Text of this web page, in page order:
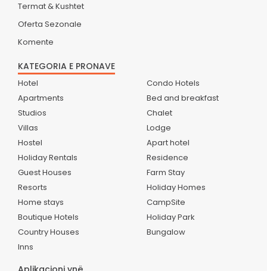
Termat & Kushtet
Oferta Sezonale
Komente
KATEGORIA E PRONAVE
Hotel
Apartments
Studios
Villas
Hostel
Holiday Rentals
Guest Houses
Resorts
Home stays
Boutique Hotels
Country Houses
Inns
Condo Hotels
Bed and breakfast
Chalet
Lodge
Apart hotel
Residence
Farm Stay
Holiday Homes
CampSite
Holiday Park
Bungalow